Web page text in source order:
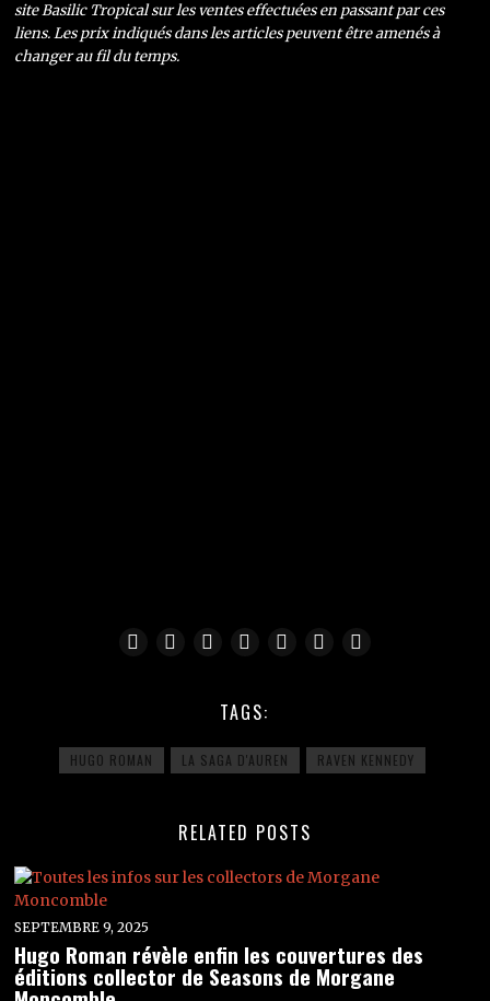
site Basilic Tropical sur les ventes effectuées en passant par ces
liens. Les prix indiqués dans les articles peuvent être amenés à
changer au fil du temps.
TAGS:
HUGO ROMAN LA SAGA D'AUREN RAVEN KENNEDY
RELATED POSTS
SEPTEMBRE 9, 2025
Hugo Roman révèle enfin les couvertures des
éditions collector de Seasons de Morgane